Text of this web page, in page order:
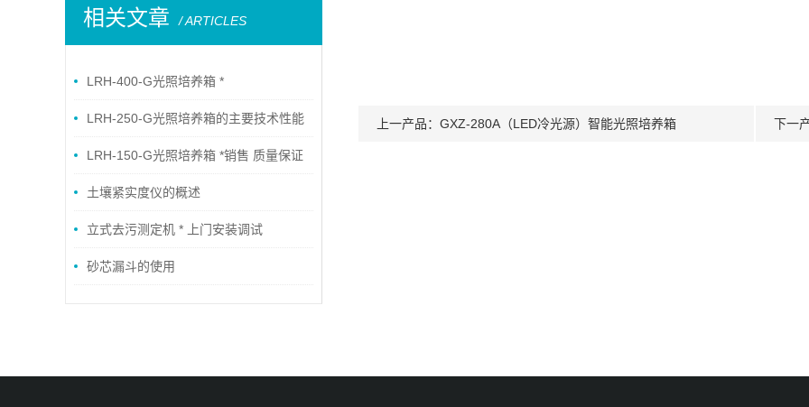
相关文章 / ARTICLES
LRH-400-G光照培养箱 *
LRH-250-G光照培养箱的主要技术性能
LRH-150-G光照培养箱 *销售 质量保证
土壤紧实度仪的概述
立式去污测定机 * 上门安装调试
砂芯漏斗的使用
上一产品： GXZ-280A（LED冷光源）智能光照培养箱 下一